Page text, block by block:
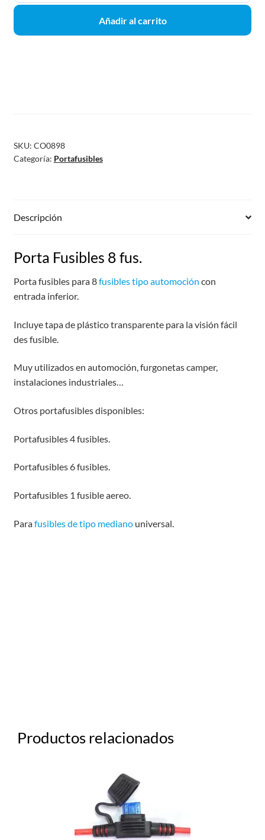
Añadir al carrito
SKU: CO0898
Categoría: Portafusibles
Descripción
Porta Fusibles 8 fus.
Porta fusibles para 8fusibles tipo automoción con
entrada inferior.
Incluye tapa de plástico transparente para la visión fácil
des fusible.
Muy utilizados en automoción, furgonetas camper,
instalaciones industriales…
Otros portafusibles disponibles:
Portafusibles 4 fusibles.
Portafusibles 6 fusibles.
Portafusibles 1 fusible aereo.
Parafusibles de tipo medianouniversal.
Productos relacionados